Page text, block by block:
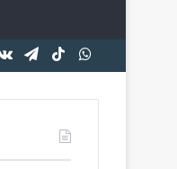
TikTok
Telegram
vk.com